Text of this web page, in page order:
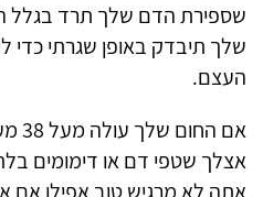
שספירת הדם שלך תרד בגלל
שלך תיבדק באופן שגרתי כדי
העצם.
אם
אצלך שטפי דם או דימומים